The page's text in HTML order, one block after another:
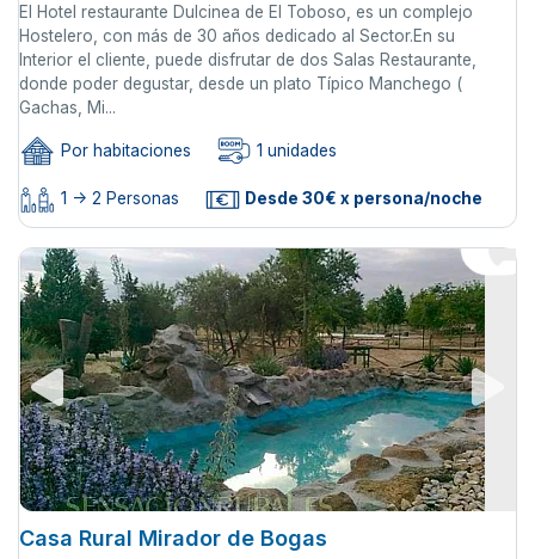
El Hotel restaurante Dulcinea de El Toboso, es un complejo
Hostelero, con más de 30 años dedicado al Sector.En su
Interior el cliente, puede disfrutar de dos Salas Restaurante,
donde poder degustar, desde un plato Típico Manchego (
Gachas, Mi...
Por habitaciones 1 unidades
1 -> 2 Personas Desde 30€ x persona/noche
Casa Rural Mirador de Bogas